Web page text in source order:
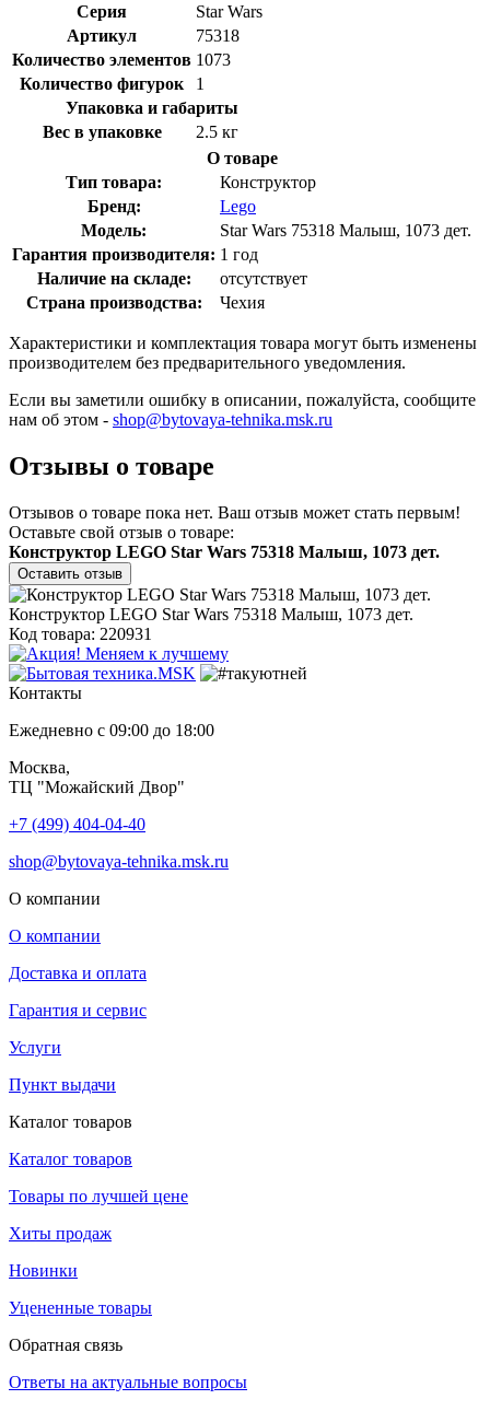
Серия
Star Wars
Артикул
75318
Количество элементов 1073
Количество фигурок
1
Упаковка и габариты
Вес в упаковке
2.5 кг
О товаре
Тип товара:
Конструктор
Бренд:
Lego
Модель:
Star Wars 75318 Малыш, 1073 дет.
Гарантия производителя: 1 год
Наличие на складе:
отсутствует
Страна производства:
Чехия
Характеристики и комплектация товара могут быть изменены
производителем без предварительного уведомления.
Если вы заметили ошибку в описании, пожалуйста, сообщите
нам об этом - shop@bytovaya-tehnika.msk.ru
Отзывы о товаре
Отзывов о товаре пока нет. Ваш отзыв может стать первым!
Оставьте свой отзыв о товаре:
Конструктор LEGO Star Wars 75318 Малыш, 1073 дет.
Оставить отзыв
Конструктор LEGO Star Wars 75318 Малыш, 1073 дет.
Код товара: 220931
Контакты
Ежедневно с 09:00 до 18:00
Москва,
ТЦ "Можайский Двор"
+7 (499) 404-04-40
shop@bytovaya-tehnika.msk.ru
О компании
О компании
Доставка и оплата
Гарантия и сервис
Услуги
Пункт выдачи
Каталог товаров
Каталог товаров
Товары по лучшей цене
Хиты продаж
Новинки
Уцененные товары
Обратная связь
Ответы на актуальные вопросы